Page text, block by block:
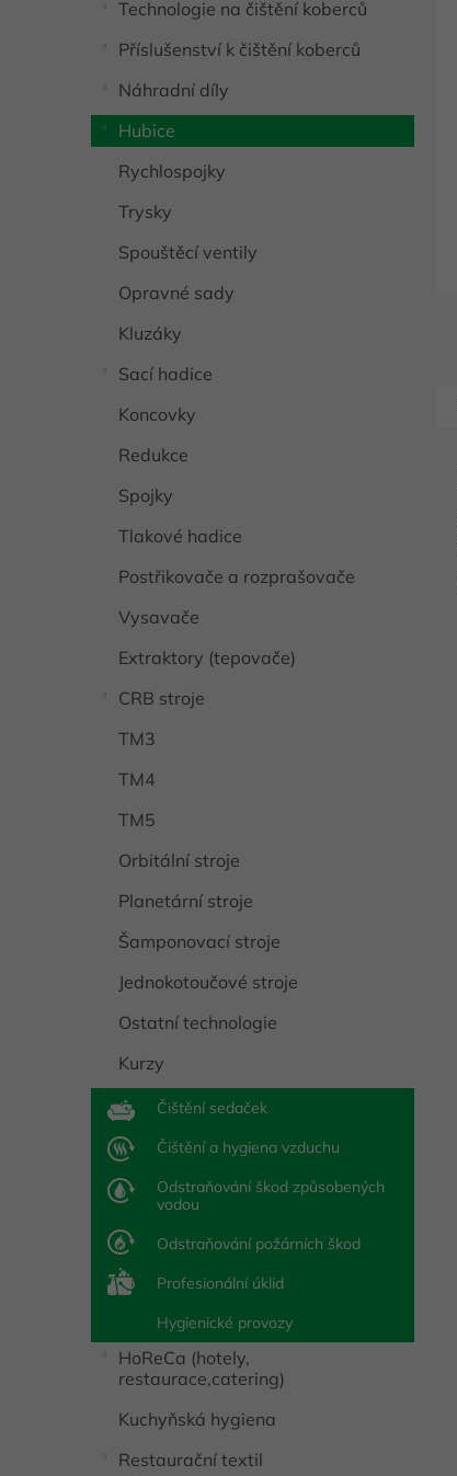
p
n
e
Technologie na čištění koberců
Příslušenství k čištění koberců
Náhradní díly
Hubice
Rychlospojky
Trysky
Spouštěcí ventily
Opravné sady
Kluzáky
Sací hadice
Koncovky
Redukce
Spojky
Tlakové hadice
Postřikovače a rozprašovače
Vysavače
Extraktory (tepovače)
CRB stroje
TM3
TM4
TM5
Orbitální stroje
Planetární stroje
Šamponovací stroje
Jednokotoučové stroje
Ostatní technologie
Kurzy
Čištění sedaček
Čištění a hygiena vzduchu
Odstraňování škod způsobených
vodou
Odstraňování požárních škod
Profesionální úklid
Hygienické provozy
HoReCa (hotely,
restaurace,catering)
Kuchyňská hygiena
Restaurační textil